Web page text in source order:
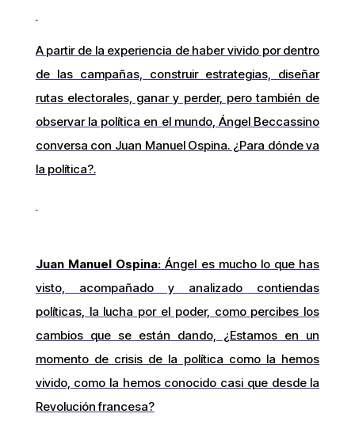
A partir de la experiencia de haber vivido por dentro
de las campañas, construir estrategias, diseñar
rutas electorales, ganar y perder, pero también de
observar la política en el mundo, Ángel Beccassino
conversa con Juan Manuel Ospina. ¿Para dónde va
la política?.
Juan Manuel Ospina: Ángel es mucho lo que has
visto, acompañado y analizado contiendas
políticas, la lucha por el poder, como percibes los
cambios que se están dando, ¿Estamos en un
momento de crisis de la política como la hemos
vivido, como la hemos conocido casi que desde la
Revolución francesa?